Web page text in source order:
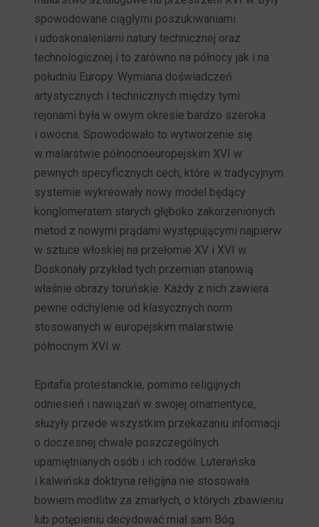
spowodowane ciągłymi poszukiwaniami
i udoskonaleniami natury technicznej oraz
technologicznej i to zarówno na północy jak i na
południu Europy. Wymiana doświadczeń
artystycznych i technicznych między tymi
rejonami była w owym okresie bardzo szeroka
i owocna. Spowodowało to wytworzenie się
w malarstwie północnoeuropejskim XVI w.
pewnych specyficznych cech, które w tradycyjnym
systemie wykreowały nowy model będący
konglomeratem starych głęboko zakorzenionych
metod z nowymi prądami występującymi najpierw
w sztuce włoskiej na przełomie XV i XVI w.
Doskonały przykład tych przemian stanowią
właśnie obrazy toruńskie. Każdy z nich zawiera
pewne odchylenie od klasycznych norm
stosowanych w europejskim malarstwie
północnym XVI w.
Epitafia protestanckie, pomimo religijnych
odniesień i nawiązań w swojej ornamentyce,
służyły przede wszystkim przekazaniu informacji
o doczesnej chwale poszczególnych
upamiętnianych osób i ich rodów. Luterańska
i kalwińska doktryna religijna nie stosowała
bowiem modlitw za zmarłych, o których zbawieniu
lub potępieniu decydować miał sam Bóg.